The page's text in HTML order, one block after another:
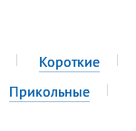
Короткие
Прикольные